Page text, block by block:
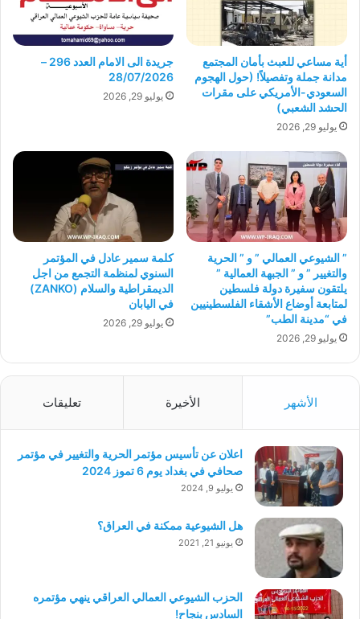
أية مساعي للعبث بأمان المجتمع
مدانة جملة وتفصيلاً! (حول الهجوم
السعودي-الأمريكي على مقرات
الحشد الشعبي)
يوليو 29, 2026
جريدة الى الامام العدد 296 –
28/07/2026
يوليو 29, 2026
” الشيوعي العمالي ” و ” الحرية
والتغيير ” و ” الجبهة العمالية ”
يلتقون سفيرة دولة فلسطين
لمتابعة أوضاع الأشقاء الفلسطينيين
في “مدينة الطب”
يوليو 29, 2026
كلمة سمير عادل في المؤتمر
السنوي لمنظمة التجمع من اجل
الديمقراطية والسلام (ZANKO)
في اليابان
يوليو 29, 2026
الأشهر الأخيرة تعليقات
اعلان عن تأسيس مؤتمر الحرية والتغيير في مؤتمر
صحافي في بغداد يوم 6 تموز 2024
يوليو 9, 2024
هل الشيوعية ممكنة في العراق؟
يونيو 21, 2021
الحزب الشيوعي العمالي العراقي ينهي مؤتمره
السادس بنجاح!